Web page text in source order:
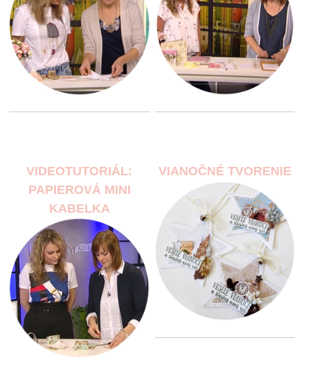
VIDEOTUTORIÁL:
PAPIEROVÁ MINI
KABELKA
VIANOČNÉ TVORENIE